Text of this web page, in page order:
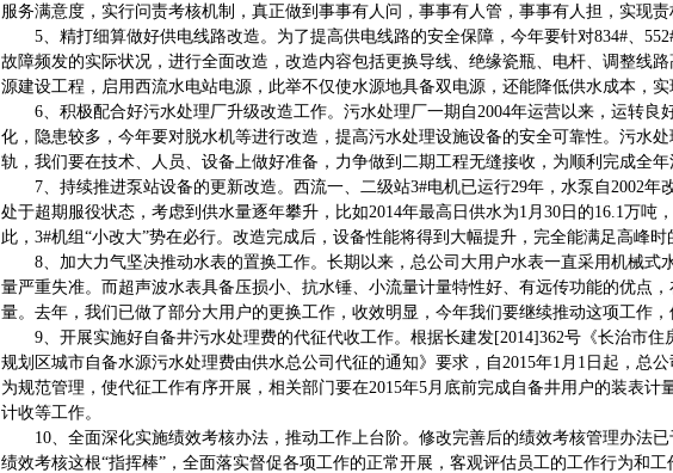
服务满意度，实行问责考核机制，真正做到事事有人问，事事有人管，事事有人担，实现责
5、精打细算做好供电线路改造。为了提高供电线路的安全保障，今年要针对834#、
故障频发的实际状况，进行全面改造，改造内容包括更换导线、绝缘瓷瓶、电杆、调整线
源建设工程，启用西流水电站电源，此举不仅使水源地具备双电源，还能降低供水成本，实
6、积极配合好污水处理厂升级改造工作。污水处理厂一期自2004年运营以来，运转良
化，隐患较多，今年要对脱水机等进行改造，提高污水处理设施设备的安全可靠性。污水
轨，我们要在技术、人员、设备上做好准备，力争做到二期工程无缝接收，为顺利完成全年
7、持续推进泵站设备的更新改造。西流一、二级站3#电机已运行29年，水泵自2002年
处于超期服役状态，考虑到供水量逐年攀升，比如2014年最高日供水为1月30日的16.1万吨
此，3#机组“小改大”势在必行。改造完成后，设备性能将得到大幅提升，完全能满足高峰时
8、加大力气坚决推动水表的置换工作。长期以来，总公司大用户水表一直采用机械式
量严重失准。而超声波水表具备压损小、抗水锤、小流量计量特性好、有远传功能的优点
量。去年，我们已做了部分大用户的更换工作，收效明显，今年我们要继续推动这项工作，
9、开展实施好自备井污水处理费的代征代收工作。根据长建发[2014]362号《长治市住
规划区城市自备水源污水处理费由供水总公司代征的通知》要求，自2015年1月1日起，总
为规范管理，使代征工作有序开展，相关部门要在2015年5月底前完成自备井用户的装表计
计收等工作。
10、全面深化实施绩效考核办法，推动工作上台阶。修改完善后的绩效考核管理办法已
绩效考核这根“指挥棒”，全面落实督促各项工作的正常开展，客观评估员工的工作行为和